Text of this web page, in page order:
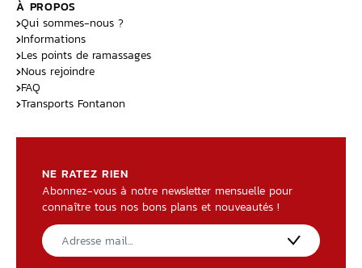
À PROPOS
Qui sommes-nous ?
Informations
Les points de ramassages
Nous rejoindre
FAQ
Transports Fontanon
NE RATEZ RIEN
Abonnez-vous à notre newsletter mensuelle pour
connaître tous nos bons plans et nouveautés !